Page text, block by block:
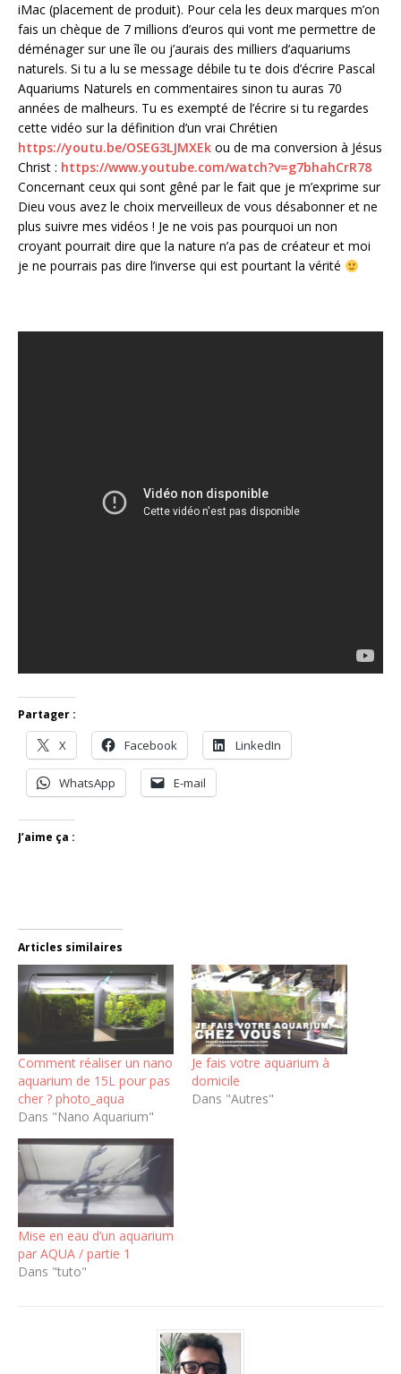
iMac (placement de produit). Pour cela les deux marques m’on
fais un chèque de 7 millions d’euros qui vont me permettre de
déménager sur une île ou j’aurais des milliers d’aquariums
naturels. Si tu a lu se message débile tu te dois d’écrire Pascal
Aquariums Naturels en commentaires sinon tu auras 70
années de malheurs. Tu es exempté de l’écrire si tu regardes
cette vidéo sur la définition d’un vrai Chrétien
https://youtu.be/OSEG3LJMXEk ou de ma conversion à Jésus
Christ : https://www.youtube.com/watch?v=g7bhahCrR78
Concernant ceux qui sont gêné par le fait que je m’exprime sur
Dieu vous avez le choix merveilleux de vous désabonner et ne
plus suivre mes vidéos ! Je ne vois pas pourquoi un non
croyant pourrait dire que la nature n’a pas de créateur et moi
je ne pourrais pas dire l’inverse qui est pourtant la vérité
Partager :
X Facebook LinkedIn
WhatsApp E-mail
J’aime ça :
Articles similaires
Comment réaliser un nano
aquarium de 15L pour pas
cher ? photo_aqua
Dans "Nano Aquarium"
Je fais votre aquarium à
domicile
Dans "Autres"
Mise en eau d’un aquarium
par AQUA / partie 1
Dans "tuto"